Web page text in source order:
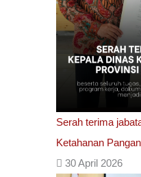
Serah terima
Ketahanan
30 April 2026